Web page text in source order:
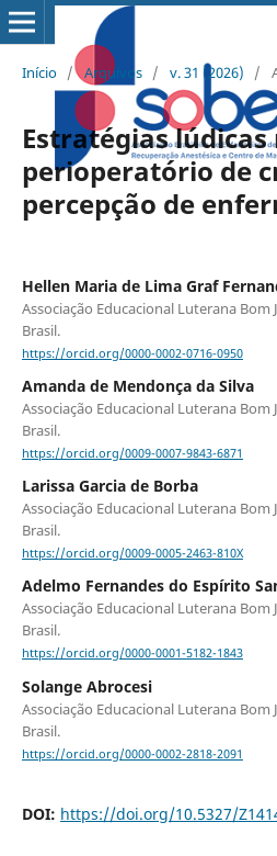
Início / Arquivos / v. 31 (2026) /
Estratégias
perioperatório de
percepção de
Hellen Maria de Lima Graf
Associação Educacional Luterana Bom
Brasil.
https://orcid.org/0000-0002-0716-0950
Amanda de Mendonça da Silva
Associação Educacional Luterana Bom
Brasil.
https://orcid.org/0009-0007-9843-6871
Larissa Garcia de Borba
Associação Educacional Luterana Bom
Brasil.
https://orcid.org/0009-0005-2463-810X
Adelmo Fernandes do Espírito
Associação Educacional Luterana Bom
Brasil.
https://orcid.org/0000-0001-5182-1843
Solange Abrocesi
Associação Educacional Luterana Bom
Brasil.
https://orcid.org/0000-0002-2818-2091
DOI: https://doi.org/10.5327/